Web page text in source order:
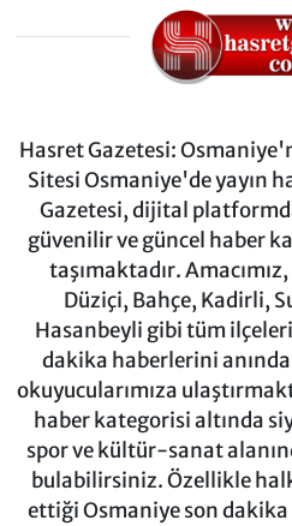
Hasret Gazetesi:
Sitesi Osmaniye'de yayın
Gazetesi, dijital
güvenilir ve güncel haber
taşımaktadır.
Düziçi, Bahçe, Kadirli,
Hasanbeyli gibi tüm
dakika haberlerini
okuyucularımıza
haber kategorisi altında
spor ve kültür-sanat
bulabilirsiniz. Özellikle
ettiği Osmaniye son